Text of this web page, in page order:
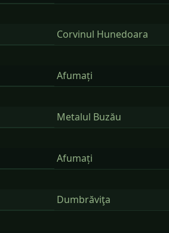
Corvinul Hunedoara
Afumați
Metalul Buzău
Afumați
Dumbrăviţa